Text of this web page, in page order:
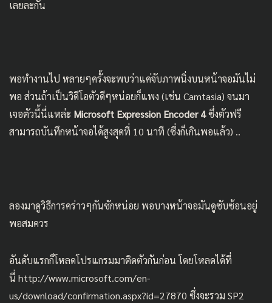
เลยละกัน
พอทำงานไป หลายๆครั้งจะพบว่าแค่จับภาพนิ่งบนหน้าจอมันไม่
พอ ส่วนถ้าเป็นวิดีโอตัวดีๆหน่อยก็แพง (เช่น Camtasia) จนมา
เจอตัวนี้นี่แหล่ะ Microsoft Expression Encoder 4ซึ่งตัวฟรี
สามารถบันทึกหน้าจอได้สูงสุดที่ 10 นาที (ซึ่งก็เกินพอแล้ว) ..
ลองมาดูวิธีการคร่าวๆกันซักหน่อย พอบางหน้าจอมันดูซับซ้อนอยู่
พอสมควร
อันดับแรกก็โหลดโปรแกรมมาติดตัวกันก่อน โดยโหลดได้ที่
นี่ http://www.microsoft.com/en-
us/download/confirmation.aspx?id=27870 ซึ่งจะรวม SP2